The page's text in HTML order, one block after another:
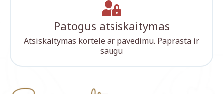
Patogus atsiskaitymas
Atsiskaitymas kortele ar pavedimu. Paprasta ir
saugu